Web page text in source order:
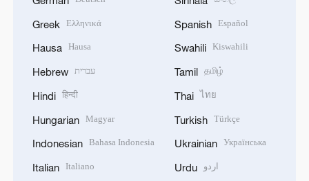
Greek Ελληνικά
Hausa Hausa
Hebrew עברית
Hindi हिन्दी
Hungarian Magyar
Indonesian Bahasa Indonesia
Italian Italiano
Spanish Español
Swahili Kiswahili
Tamil தமிழ்
Thai ไทย
Turkish Türkçe
Ukrainian Українська
Urdu اردو